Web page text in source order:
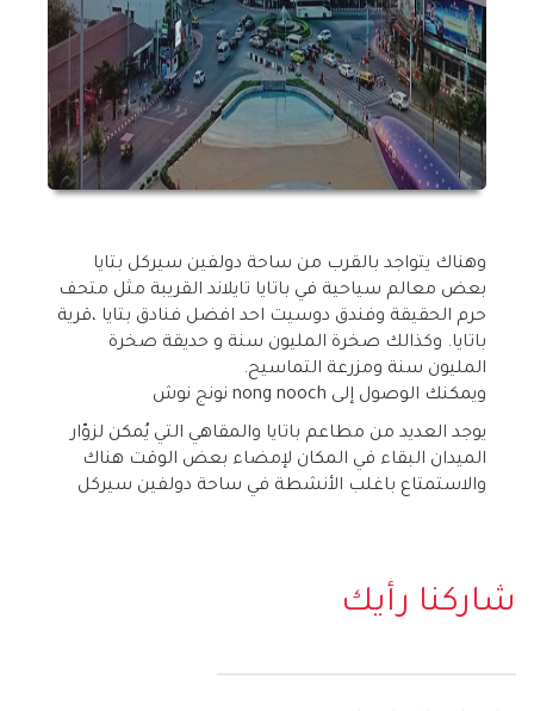
وهناك يتواجد بالقرب من ساحة دولفين سيركل بتايا
بعض معالم سياحية في باتايا تايلاند القريبة مثل متحف
حرم الحقيقة وفندق دوسيت احد افضل فنادق بتايا ،قرية
باتايا. وكذالك صخرة المليون سنة و حديقة صخرة
المليون سنة ومزرعة التماسيح.
ويمكنك الوصول إلى nong nooch نونج نوش
يوجد العديد من مطاعم باتايا والمقاهي التي يُمكن لزوّار
الميدان البقاء في المكان لإمضاء بعض الوقت هناك
والاستمتاع باغلب الأنشطة في ساحة دولفين سيركل
شاركنا رأيك